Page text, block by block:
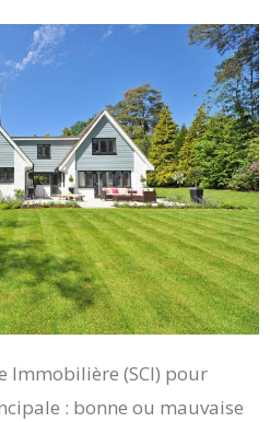
Immobilière (SCI) pour
: bonne ou mauvaise